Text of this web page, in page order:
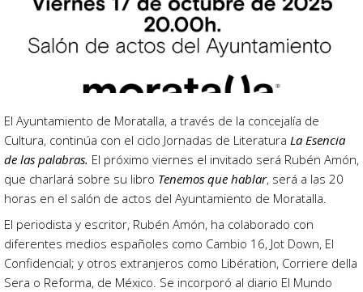
El Ayuntamiento de Moratalla, a través de la concejalía de
Cultura, continúa con el ciclo Jornadas de Literatura La Esencia
de las palabras. El próximo viernes el invitado será Rubén Amón,
que charlará sobre su libro Tenemos que hablar, será a las 20
horas en el salón de actos del Ayuntamiento de Moratalla.
El periodista y escritor, Rubén Amón, ha colaborado con
diferentes medios españoles como Cambio 16, Jot Down, El
Confidencial; y otros extranjeros como Libération, Corriere della
Sera o Reforma, de México. Se incorporó al diario El Mundo